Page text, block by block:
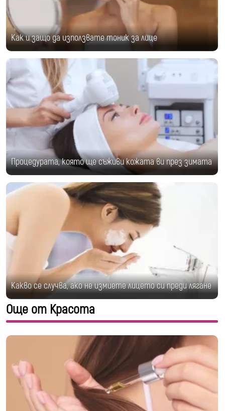
Как и защо да използвате тоник за лице
Процедурата, която ще съживи кожата ви през зимата
Какво се случва, ако не измиете лицето си преди лягане
Още от Красота